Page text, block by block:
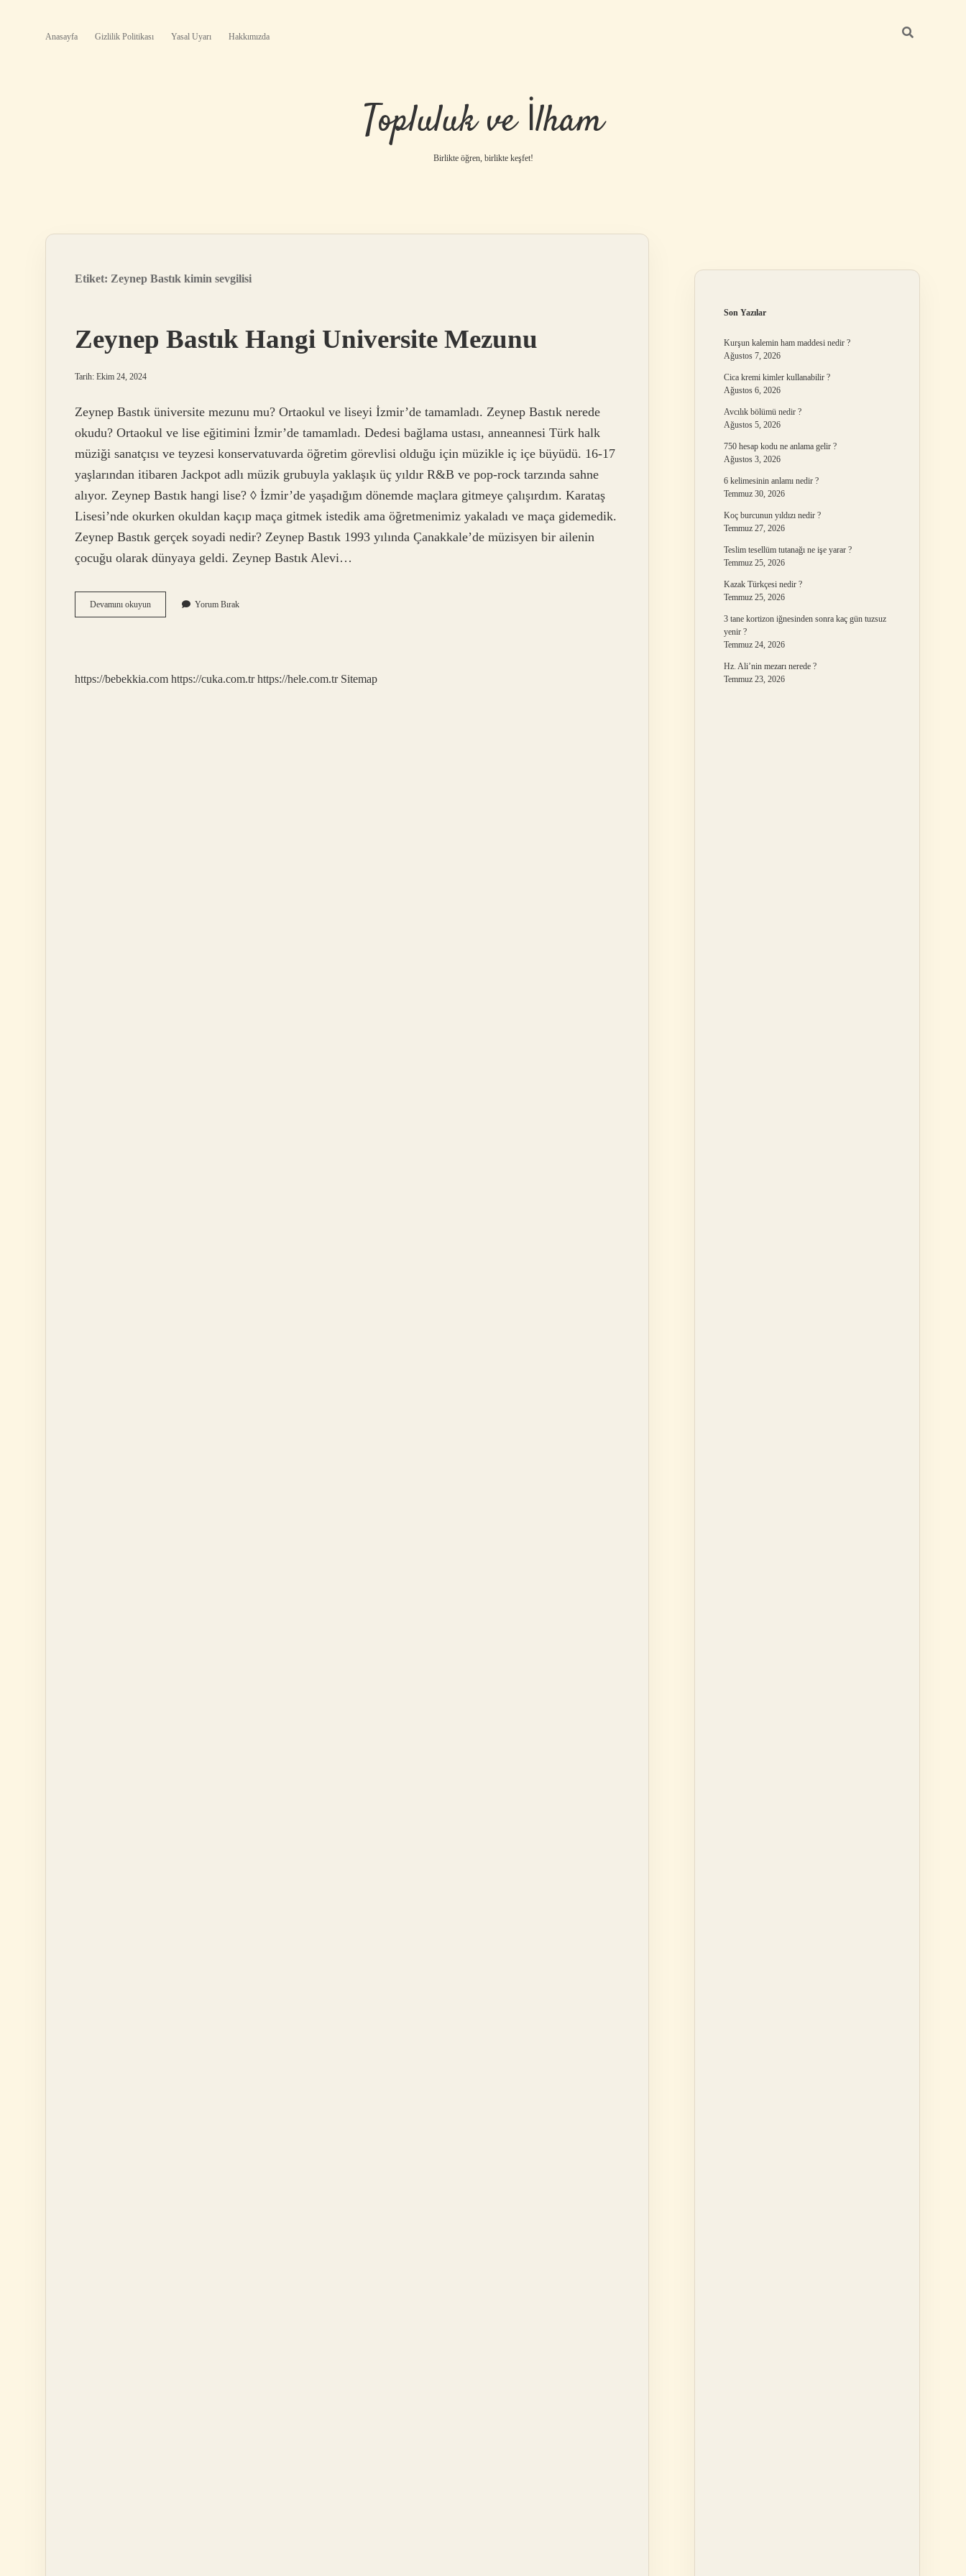
Anasayfa Gizlilik Politikası Yasal Uyarı Hakkımızda
Topluluk ve İlham
Birlikte öğren, birlikte keşfet!
Etiket: Zeynep Bastık kimin sevgilisi
Zeynep Bastık Hangi Universite Mezunu
Tarih: Ekim 24, 2024
Zeynep Bastık üniversite mezunu mu? Ortaokul ve liseyi İzmir’de tamamladı. Zeynep Bastık nerede
okudu? Ortaokul ve lise eğitimini İzmir’de tamamladı. Dedesi bağlama ustası, anneannesi Türk halk
müziği sanatçısı ve teyzesi konservatuvarda öğretim görevlisi olduğu için müzikle iç içe büyüdü. 16-17
yaşlarından itibaren Jackpot adlı müzik grubuyla yaklaşık üç yıldır R&B ve pop-rock tarzında sahne
alıyor. Zeynep Bastık hangi lise? ◊ İzmir’de yaşadığım dönemde maçlara gitmeye çalışırdım. Karataş
Lisesi’nde okurken okuldan kaçıp maça gitmek istedik ama öğretmenimiz yakaladı ve maça gidemedik.
Zeynep Bastık gerçek soyadi nedir? Zeynep Bastık 1993 yılında Çanakkale’de müzisyen bir ailenin
çocuğu olarak dünyaya geldi. Zeynep Bastık Alevi…
Devamını okuyunZeynep
Bastık
Yorum Bırak
https://bebekkia.com https://cuka.com.tr https://hele.com.tr Sitemap
Son Yazılar
Kurşun kalemin ham maddesi nedir ?
Ağustos 7, 2026
Cica kremi kimler kullanabilir ?
Ağustos 6, 2026
Avcılık bölümü nedir ?
Ağustos 5, 2026
750 hesap kodu ne anlama gelir ?
Ağustos 3, 2026
6 kelimesinin anlamı nedir ?
Temmuz 30, 2026
Koç burcunun yıldızı nedir ?
Temmuz 27, 2026
Teslim tesellüm tutanağı ne işe yarar ?
Temmuz 25, 2026
Kazak Türkçesi nedir ?
Temmuz 25, 2026
3 tane kortizon iğnesinden sonra kaç gün tuzsuz
yenir ?
Temmuz 24, 2026
Hz. Ali’nin mezarı nerede ?
Temmuz 23, 2026